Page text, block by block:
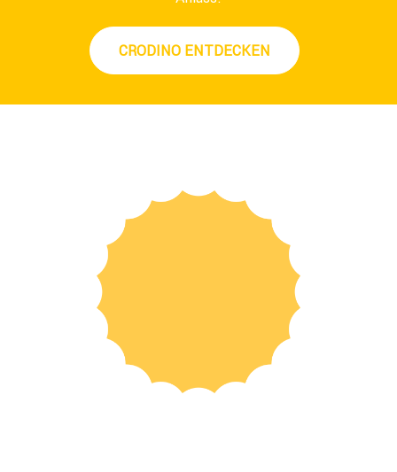
CRODINO ENTDECKEN